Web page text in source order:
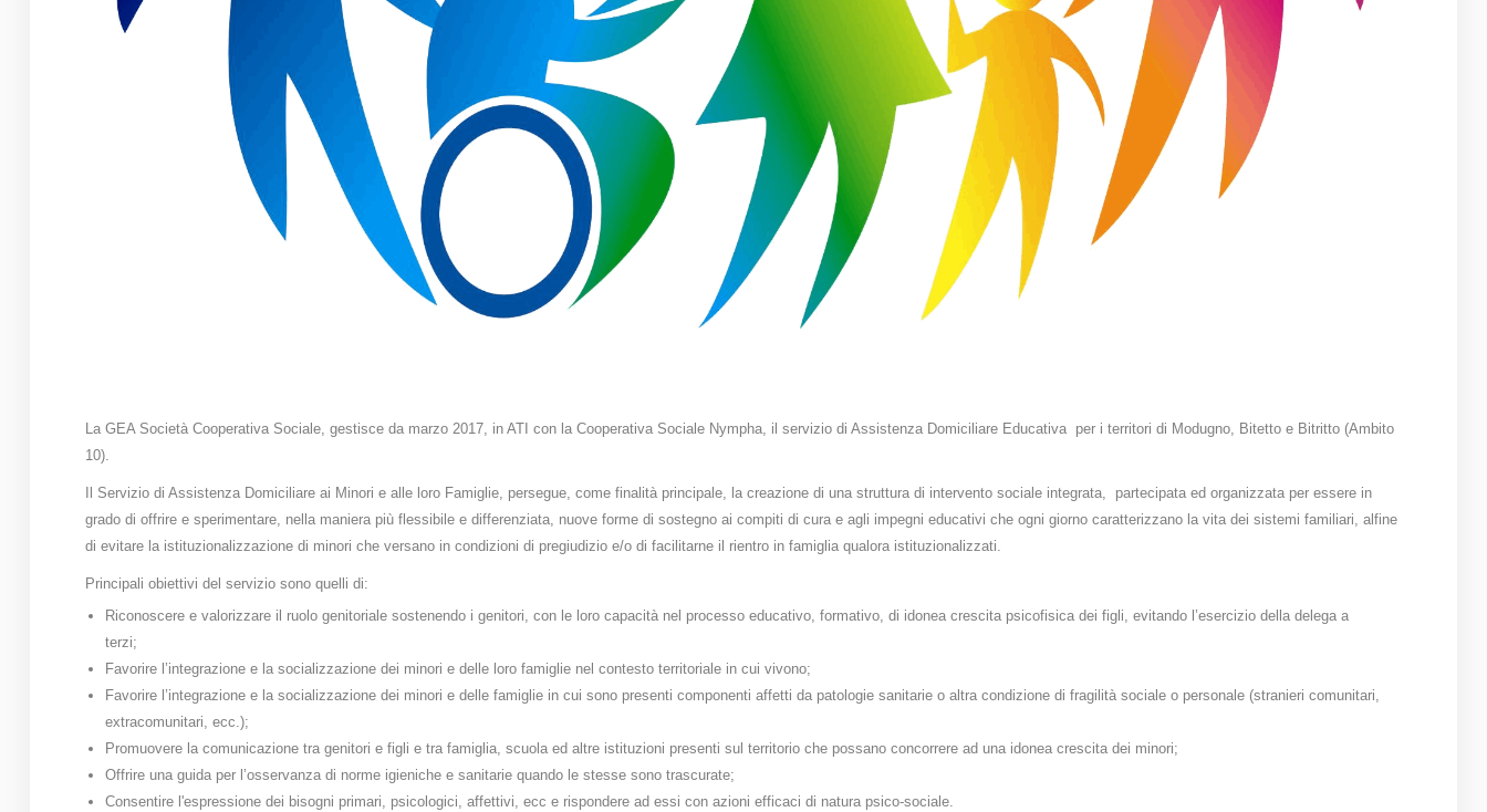
La GEA Società Cooperativa Sociale, gestisce da marzo 2017, in ATI con la Cooperativa Sociale Nympha, il servizio di Assistenza Domiciliare Educativa per i territori di Modugno, Bitetto e Bitritto (Ambito
10).
Il Servizio di Assistenza Domiciliare ai Minori e alle loro Famiglie, persegue, come finalità principale, la creazione di una struttura di intervento sociale integrata, partecipata ed organizzata per essere in
grado di offrire e sperimentare, nella maniera più flessibile e differenziata, nuove forme di sostegno ai compiti di cura e agli impegni educativi che ogni giorno caratterizzano la vita dei sistemi familiari, alfine
di evitare la istituzionalizzazione di minori che versano in condizioni di pregiudizio e/o di facilitarne il rientro in famiglia qualora istituzionalizzati.
Principali obiettivi del servizio sono quelli di:
Riconoscere e valorizzare il ruolo genitoriale sostenendo i genitori, con le loro capacità nel processo educativo, formativo, di idonea crescita psicofisica dei figli, evitando l’esercizio della delega a
terzi;
Favorire l’integrazione e la socializzazione dei minori e delle loro famiglie nel contesto territoriale in cui vivono;
Favorire l’integrazione e la socializzazione dei minori e delle famiglie in cui sono presenti componenti affetti da patologie sanitarie o altra condizione di fragilità sociale o personale (stranieri comunitari,
extracomunitari, ecc.);
Promuovere la comunicazione tra genitori e figli e tra famiglia, scuola ed altre istituzioni presenti sul territorio che possano concorrere ad una idonea crescita dei minori;
Offrire una guida per l’osservanza di norme igieniche e sanitarie quando le stesse sono trascurate;
Consentire l'espressione dei bisogni primari, psicologici, affettivi, ecc e rispondere ad essi con azioni efficaci di natura psico-sociale.